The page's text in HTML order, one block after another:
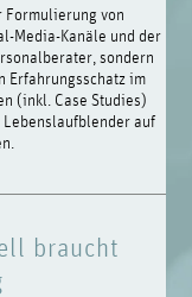
von
Media-Kanäle und der
sondern
Erfahrungsschatz im
(inkl. Case Studies)
Lebenslaufblender auf
braucht